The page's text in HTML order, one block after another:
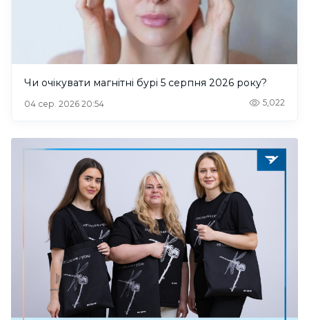
Чи очікувати магнітні бурі 5 серпня 2026 року?
04 сер. 2026 20:54 5,022